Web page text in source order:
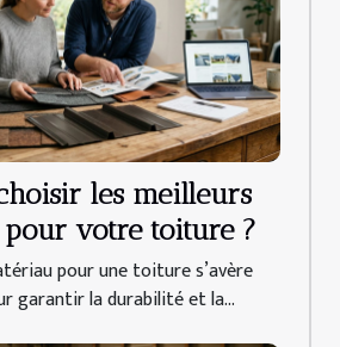
les meilleurs
votre toiture ?
pour une toiture s’avère
garantir la durabilité et la...